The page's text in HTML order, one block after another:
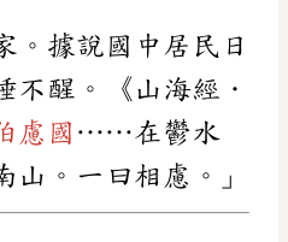
。據說國中居民日
不醒。《山海經．
慮國 ……在鬱水
山。一曰相慮。」